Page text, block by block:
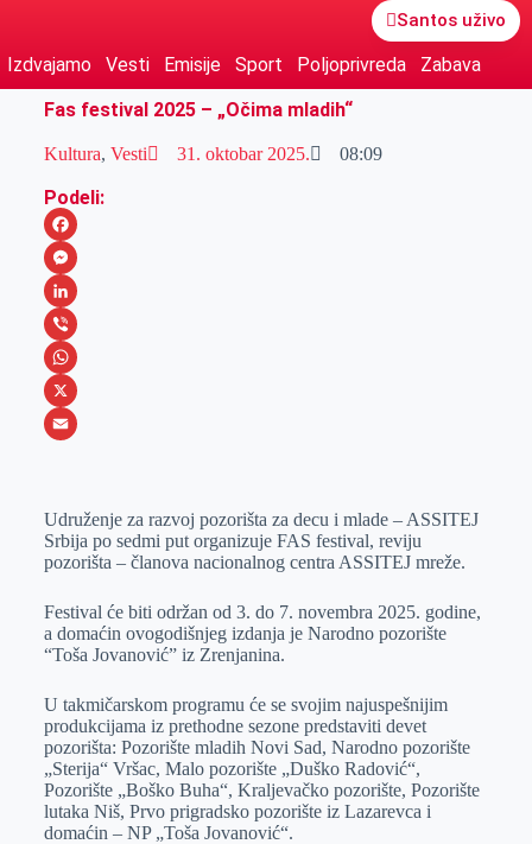
Santos uživo
Izdvajamo Vesti Emisije Sport Poljoprivreda
Zabava
Fas festival 2025 – „Očima mladih“
Kultura, Vesti 31. oktobar 2025. 08:09
Podeli:
F
a
c
e
b
o
M
e
s
s
e
e
r
L
i
n
k
I
n
V
i
b
W
h
s
A
p
X
a
i
Udruženje za razvoj pozorišta za decu i mlade – ASSITEJ
Srbija po sedmi put organizuje FAS festival, reviju
pozorišta – članova nacionalnog centra ASSITEJ mreže.
Festival će biti održan od 3. do 7. novembra 2025. godine,
a domaćin ovogodišnjeg izdanja je Narodno pozorište
“Toša Jovanović” iz Zrenjanina.
U takmičarskom programu će se svojim najuspešnijim
produkcijama iz prethodne sezone predstaviti devet
pozorišta: Pozorište mladih Novi Sad, Narodno pozorište
„Sterija“ Vršac, Malo pozorište „Duško Radović“,
Pozorište „Boško Buha“, Kraljevačko pozorište, Pozorište
lutaka Niš, Prvo prigradsko pozorište iz Lazarevca i
domaćin – NP „Toša Jovanović“.